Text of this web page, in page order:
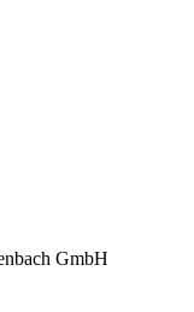
GmbH